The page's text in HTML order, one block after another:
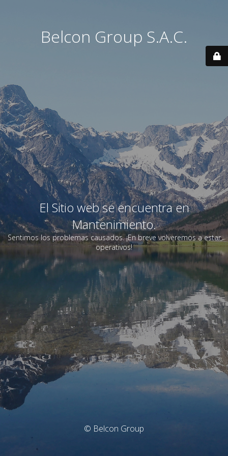
Belcon Group S.A.C.
El Sitio web se encuentra en
Mantenimiento.
Sentimos los problemas causados. ¡En breve volveremos a estar
operativos!
© Belcon Group